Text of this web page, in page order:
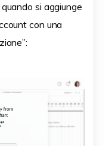
si aggiunge
con una